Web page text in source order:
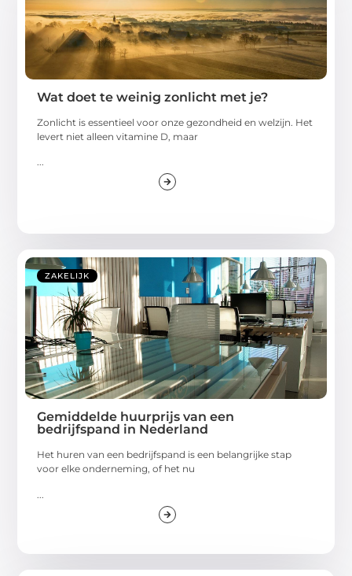
Wat doet te weinig zonlicht met je?
Zonlicht is essentieel voor onze gezondheid en welzijn. Het
levert niet alleen vitamine D, maar
ZAKELIJK
Gemiddelde huurprijs van een
bedrijfspand in Nederland
Het huren van een bedrijfspand is een belangrijke stap
voor elke onderneming, of het nu